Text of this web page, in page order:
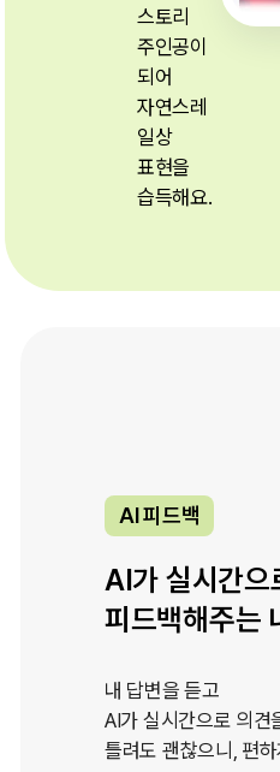
스토리
주인공이
되어
자연스레
일상
표현을
습득해요.
몰입형 스토리
여행, 면접처럼
원하는 스토리
해외여행이나 영어 면
생활에 밀접한 롤플레
에피소드마다 유용한